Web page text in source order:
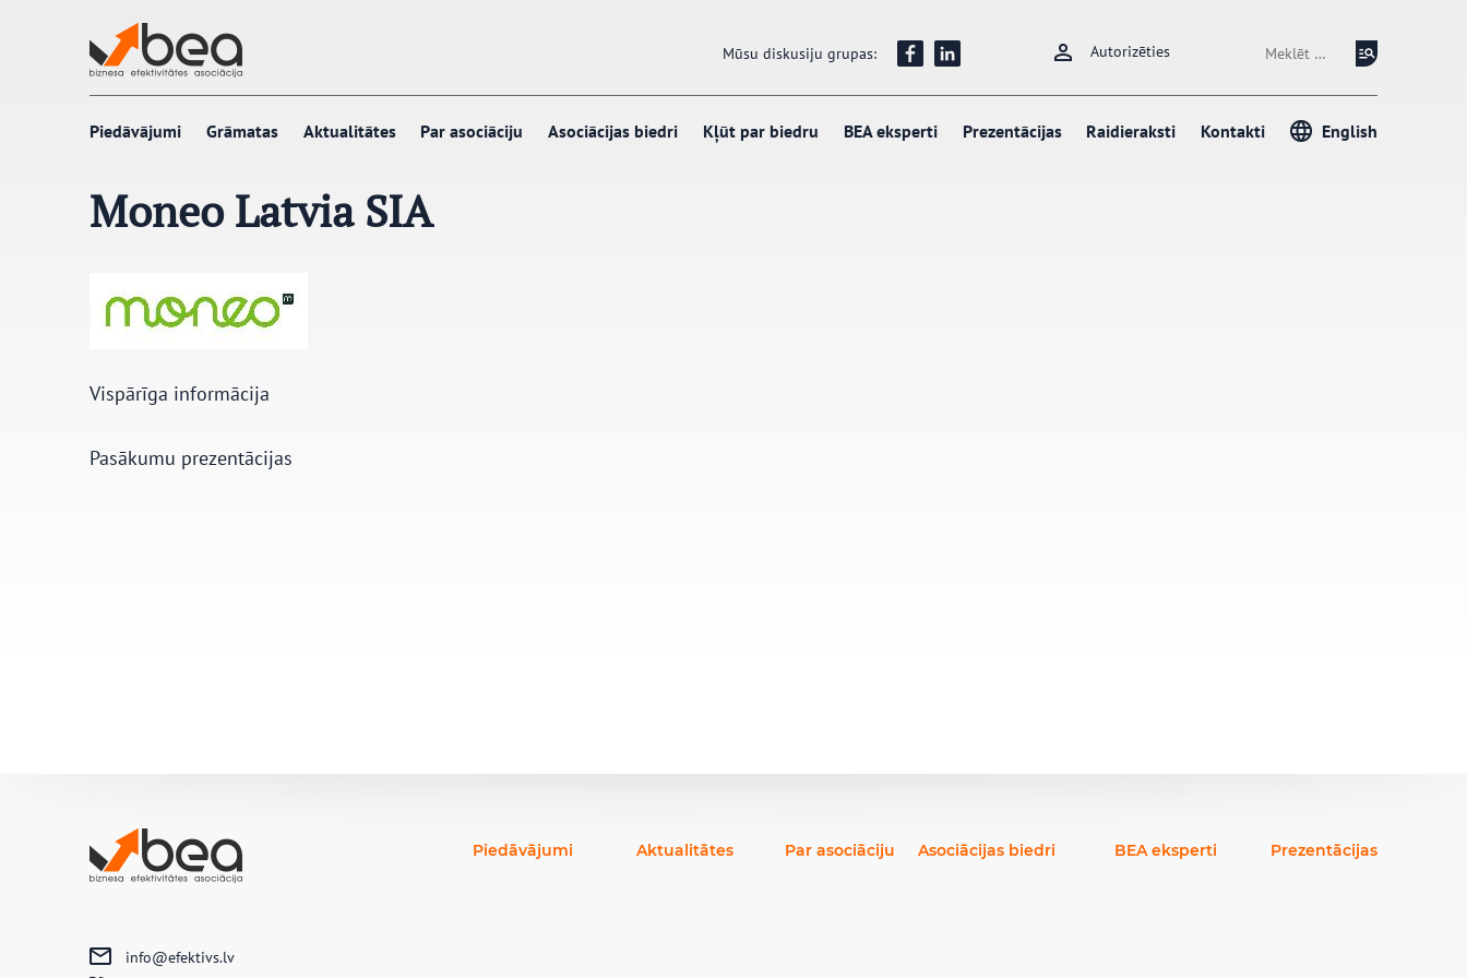
Mūsu diskusiju grupas: Autorizēties Meklēt:
Piedāvājumi Grāmatas Aktualitātes Par asociāciju Asociācijas biedri Kļūt par biedru BEA eksperti Prezentācijas Raidieraksti Kontakti English
Moneo Latvia SIA
Vispārīga informācija
Pasākumu prezentācijas
info@efektivs.lv
Piedāvājumi Aktualitātes Par asociāciju Asociācijas biedri BEA eksperti Prezentācijas